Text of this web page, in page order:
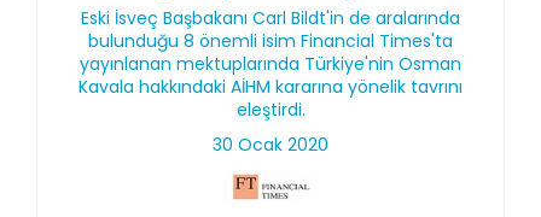
Eski İsveç Başbakanı Carl Bildt'in de aralarında
bulunduğu 8 önemli isim Financial Times'ta
yayınlanan mektuplarında Türkiye'nin Osman
Kavala hakkındaki AİHM kararına yönelik tavrını
eleştirdi.
30 Ocak 2020